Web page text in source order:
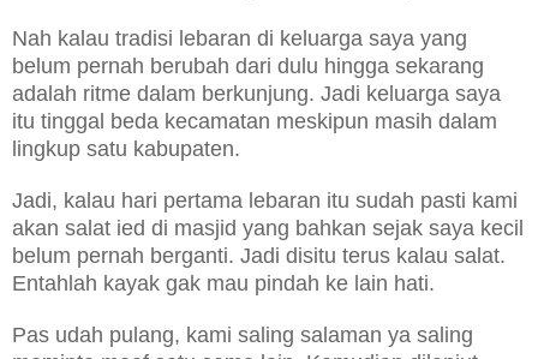
Nah kalau tradisi lebaran di keluarga saya yang
belum pernah berubah dari dulu hingga sekarang
adalah ritme dalam berkunjung. Jadi keluarga saya
itu tinggal beda kecamatan meskipun masih dalam
lingkup satu kabupaten.
Jadi, kalau hari pertama lebaran itu sudah pasti kami
akan salat ied di masjid yang bahkan sejak saya kecil
belum pernah berganti. Jadi disitu terus kalau salat.
Entahlah kayak gak mau pindah ke lain hati.
Pas udah pulang, kami saling salaman ya saling